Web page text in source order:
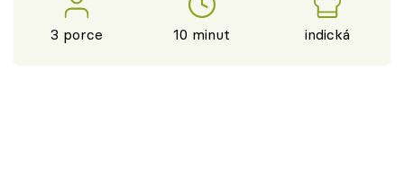
3 porce 10 minut indická